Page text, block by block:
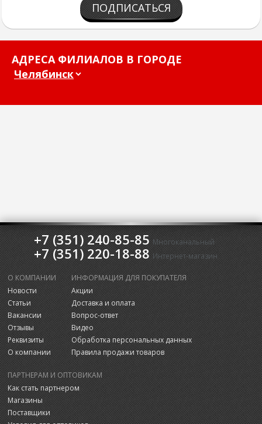
ПОДПИСАТЬСЯ
АДРЕСА ФИЛИАЛОВ В ГОРОДЕ
+7 (351) 240-85-85 Многоканальный
+7 (351) 220-18-88 Интернет-магазин
О КОМПАНИИ
Новости
Статьи
Вакансии
Отзывы
Реквизиты
О компании
ИНФОРМАЦИЯ ДЛЯ ПОКУПАТЕЛЯ
Акции
Доставка и оплата
Вопрос-ответ
Видео
Обработка персональных данных
Правила продажи товаров
ПАРТНЕРАМ И ОПТОВИКАМ
Как стать партнером
Магазины
Поставщики